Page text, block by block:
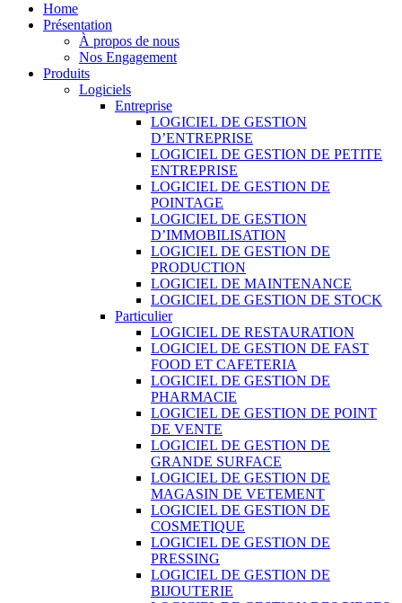
Home
Présentation
À propos de nous
Nos Engagement
Produits
Logiciels
Entreprise
LOGICIEL DE GESTION
D’ENTREPRISE
LOGICIEL DE GESTION DE PETITE
ENTREPRISE
LOGICIEL DE GESTION DE
POINTAGE
LOGICIEL DE GESTION
D’IMMOBILISATION
LOGICIEL DE GESTION DE
PRODUCTION
LOGICIEL DE MAINTENANCE
LOGICIEL DE GESTION DE STOCK
Particulier
LOGICIEL DE RESTAURATION
LOGICIEL DE GESTION DE FAST
FOOD ET CAFETERIA
LOGICIEL DE GESTION DE
PHARMACIE
LOGICIEL DE GESTION DE POINT
DE VENTE
LOGICIEL DE GESTION DE
GRANDE SURFACE
LOGICIEL DE GESTION DE
MAGASIN DE VETEMENT
LOGICIEL DE GESTION DE
COSMETIQUE
LOGICIEL DE GESTION DE
PRESSING
LOGICIEL DE GESTION DE
BIJOUTERIE